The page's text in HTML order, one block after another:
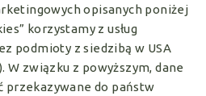
opisanych poniżej
korzystamy z usług
podmioty z siedzibą w USA
W związku z powyższym, dane
przekazywane do państw